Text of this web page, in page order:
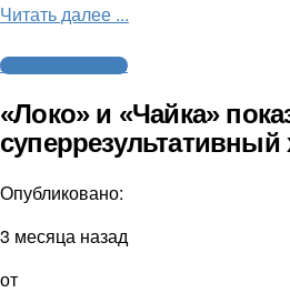
Читать далее ...
Молодежный хоккей
«Локо» и «Чайка»
суперрезультативный
Опубликовано:
3 месяца назад
от